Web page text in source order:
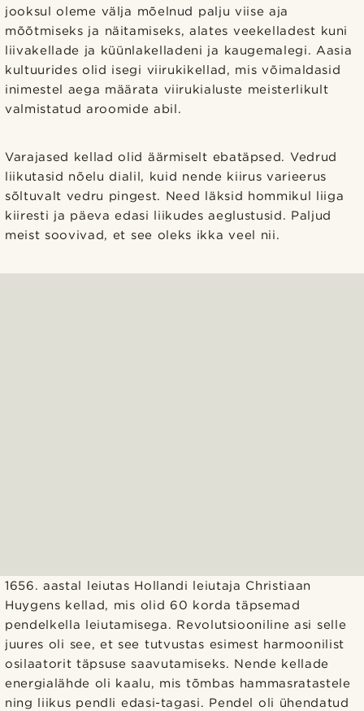
jooksul oleme välja mõelnud palju viise aja
mõõtmiseks ja näitamiseks, alates veekelladest kuni
liivakellade ja küünlakelladeni ja kaugemalegi. Aasia
kultuurides olid isegi viirukikellad, mis võimaldasid
inimestel aega määrata viirukialuste meisterlikult
valmistatud aroomide abil.
Varajased kellad olid äärmiselt ebatäpsed. Vedrud
liikutasid nõelu dialil, kuid nende kiirus varieerus
sõltuvalt vedru pingest. Need läksid hommikul liiga
kiiresti ja päeva edasi liikudes aeglustusid. Paljud
meist soovivad, et see oleks ikka veel nii.
1656. aastal leiutas Hollandi leiutaja Christiaan
Huygens kellad, mis olid 60 korda täpsemad
pendelkella leiutamisega. Revolutsiooniline asi selle
juures oli see, et see tutvustas esimest harmoonilist
osilaatorit täpsuse saavutamiseks. Nende kellade
energialähde oli kaalu, mis tõmbas hammasratastele
ning liikus pendli edasi-tagasi. Pendel oli ühendatud